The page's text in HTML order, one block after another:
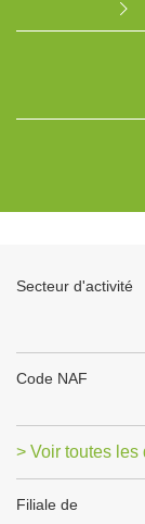
Secteur d'activité
Code NAF
> Voir toutes les
Filiale de